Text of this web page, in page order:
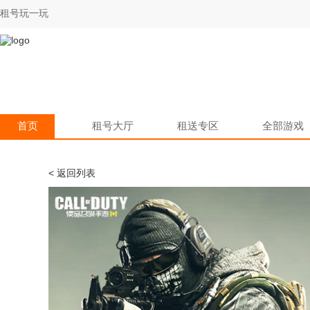
租号玩一玩
首页 租号大厅 租送专区 全部游戏
< 返回列表